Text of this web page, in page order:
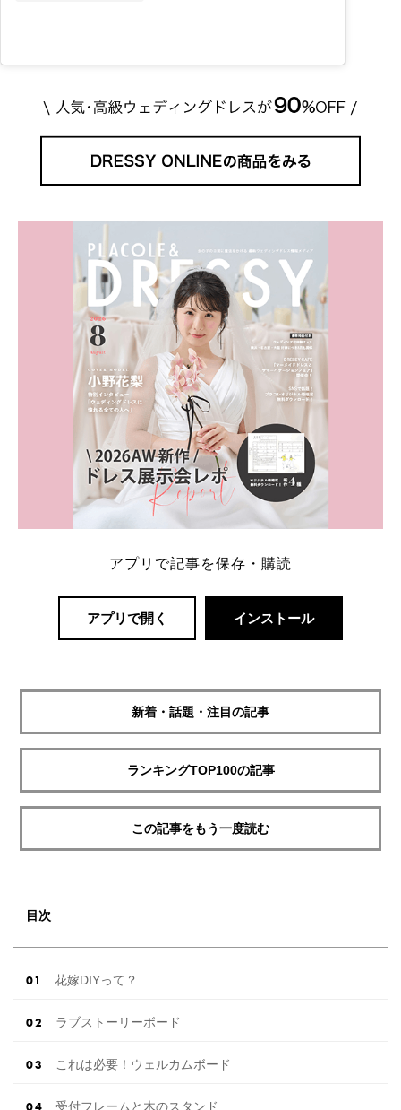
アプリで記事を保存・購読
アプリで開く インストール
新着・話題・注目の記事
ランキングTOP100の記事
この記事をもう一度読む
目次
花嫁DIYって？
ラブストーリーボード
これは必要！ウェルカムボード
受付フレームと木のスタンド